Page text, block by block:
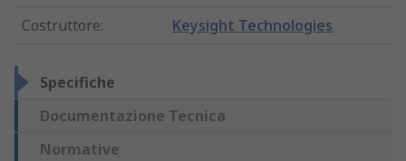
Costruttore: Keysight Technologies
Specifiche
Documentazione Tecnica
Normative